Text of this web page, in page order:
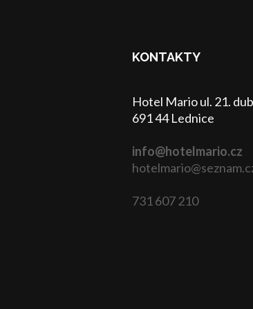
KONTAKTY
Hotel Mario ul. 21.
691 44 Lednice
info@hotelmario.cz
731 607 210